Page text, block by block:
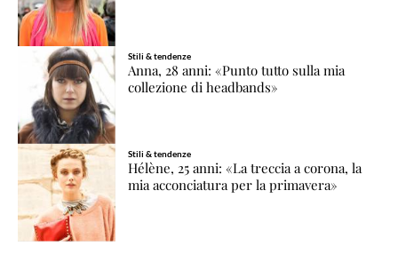
Stili & tendenze
Anna, 28 anni: «Punto tutto sulla mia
collezione di headbands»
Stili & tendenze
Hélène, 25 anni: «La treccia a corona, la
mia acconciatura per la primavera»